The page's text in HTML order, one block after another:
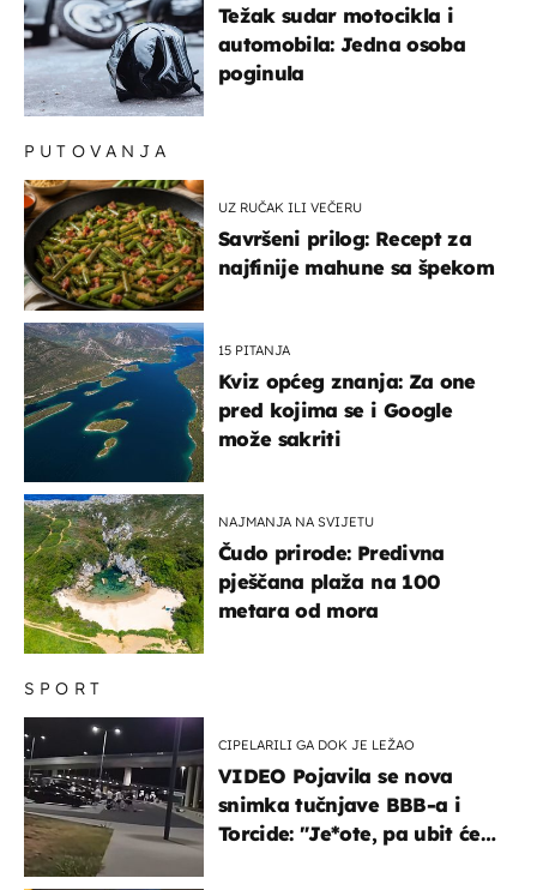
Težak sudar motocikla i
automobila: Jedna osoba
poginula
SPORT
CIPELARILI GA DOK JE LEŽAO
VIDEO Pojavila se nova
snimka tučnjave BBB-a i
Torcide: "Je*ote, pa ubit će
PUTOVANJA
UZ RUČAK ILI VEČERU
Savršeni prilog: Recept za
najfinije mahune sa špekom
15 PITANJA
Kviz općeg znanja: Za one
pred kojima se i Google
može sakriti
NAJMANJA NA SVIJETU
Čudo prirode: Predivna
pješčana plaža na 100
metara od mora